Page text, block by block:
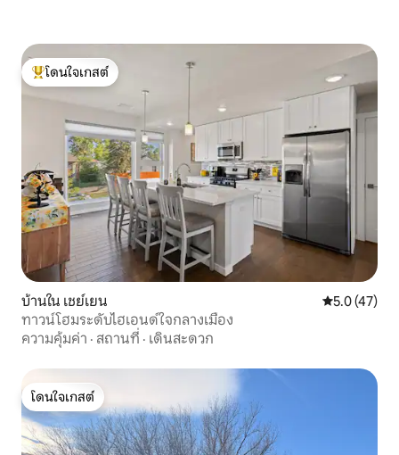
โดนใจเกสต์ที่สุด
โดนใจเกสต์
บ้านใน เชย์เยน คะแนนเฉลี่ย
5.0 (47)
ทาวน์โฮมระดับไฮเอนด์ใจกลางเมือง
ความคุ้มค่า · สถานที่ · เดินสะดวก
โดนใจเกสต์
โดนใจเกสต์